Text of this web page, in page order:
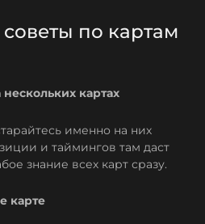
по картам
картах
именно на них
и таймингов там даст
знание всех карт сразу.
карте